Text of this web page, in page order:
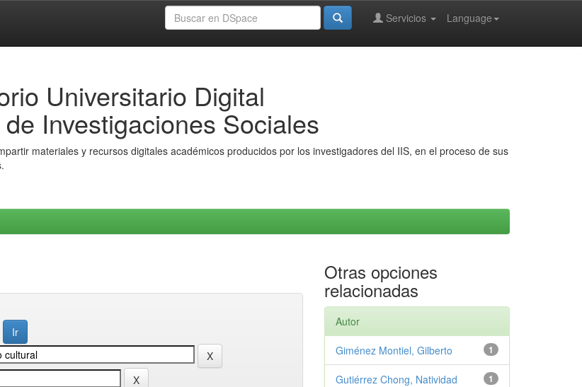
Language
Servicios
Universitario Digital
Investigaciones Sociales
materiales y recursos digitales académicos producidos por los investigadores del IIS, en el proceso de sus
Otras opciones
relacionadas
Autor
1
Giménez Montiel, Gilberto
1
Gutiérrez Chong, Natividad